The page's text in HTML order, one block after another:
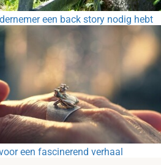
een back story nodig hebt
een fascinerend verhaal